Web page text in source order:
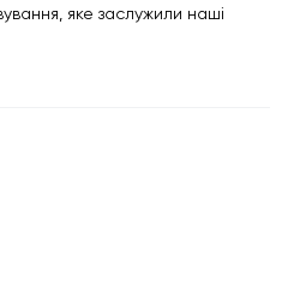
яке заслужили наші